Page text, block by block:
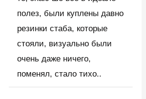
полез, были куплены давно
резинки стаба, которые
стояли, визуально были
очень даже ничего,
поменял, стало тихо..